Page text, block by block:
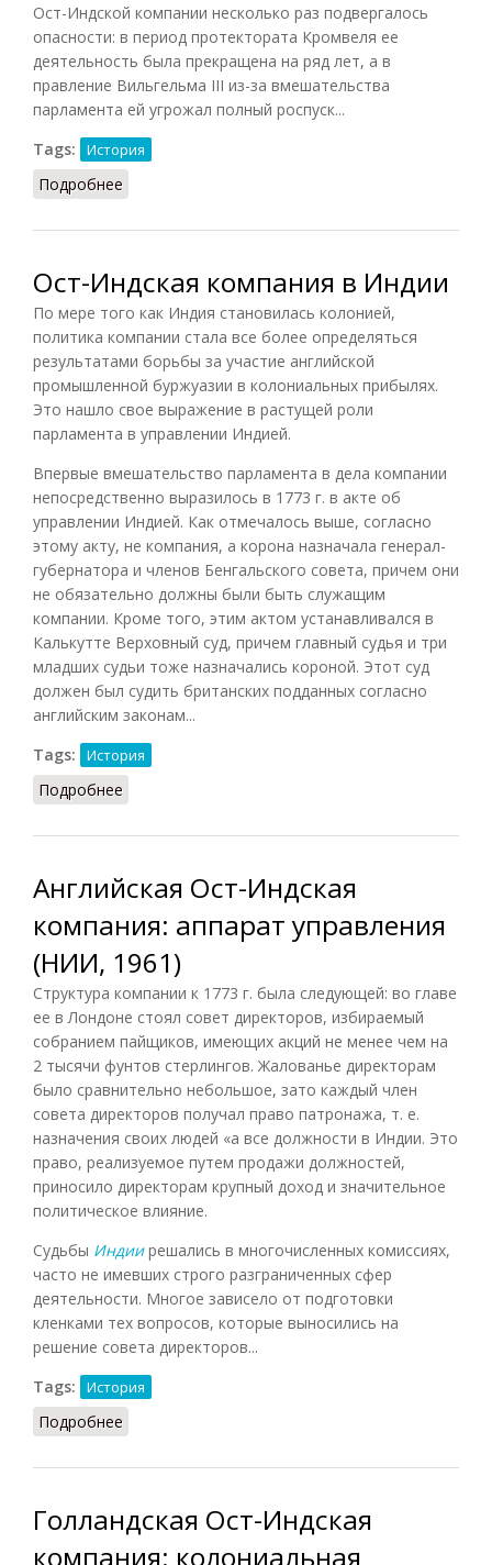
Ост-Индской компании несколько раз подвергалось
опасности: в период протектората Кромвеля ее
деятельность была прекращена на ряд лет, а в
правление Вильгельма III из-за вмешательства
парламента ей угрожал полный роспуск...
Tags:
История
Подробнее
Ост-Индская компания в Индии
По мере того как Индия становилась колонией,
политика компании стала все более определяться
результатами борьбы за участие английской
промышленной буржуазии в колониальных прибылях.
Это нашло свое выражение в растущей роли
парламента в управлении Индией.
Впервые вмешательство парламента в дела компании
непосредственно выразилось в 1773 г. в акте об
управлении Индией. Как отмечалось выше, согласно
этому акту, не компания, а корона назначала генерал-
губернатора и членов Бенгальского совета, причем они
не обязательно должны были быть служащим
компании. Кроме того, этим актом устанавливался в
Калькутте Верховный суд, причем главный судья и три
младших судьи тоже назначались короной. Этот суд
должен был судить британских подданных согласно
английским законам...
Tags:
История
Подробнее
Английская Ост-Индская
компания: аппарат управления
(НИИ, 1961)
Структура компании к 1773 г. была следующей: во главе
ее в Лондоне стоял совет директоров, избираемый
собранием пайщиков, имеющих акций не менее чем на
2 тысячи фунтов стерлингов. Жалованье директорам
было сравнительно небольшое, зато каждый член
совета директоров получал право патронажа, т. е.
назначения своих людей «а все должности в Индии. Это
право, реализуемое путем продажи должностей,
приносило директорам крупный доход и значительное
политическое влияние.
Судьбы Индиирешались в многочисленных комиссиях,
часто не имевших строго разграниченных сфер
деятельности. Многое зависело от подготовки
кленками тех вопросов, которые выносились на
решение совета директоров...
Tags:
История
Подробнее
Голландская Ост-Индская
компания: колониальная